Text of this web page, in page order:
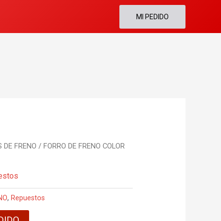
MI PEDIDO
DE FRENO / FORRO DE FRENO COLOR
, Repuestos